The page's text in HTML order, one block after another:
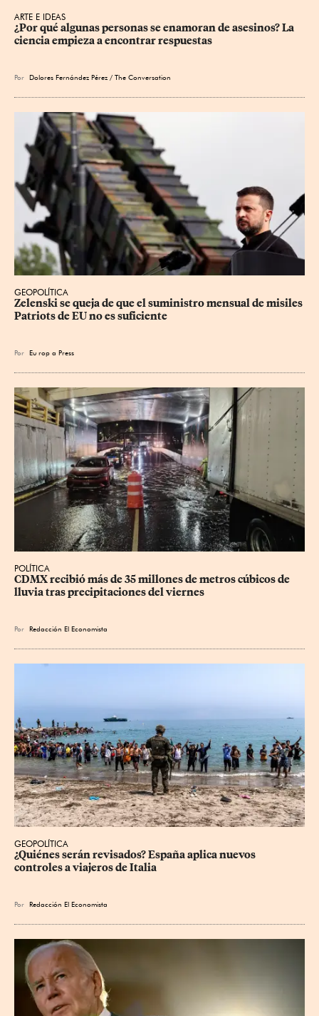
ARTE E IDEAS
¿Por qué algunas personas se enamoran de asesinos? La
ciencia empieza a encontrar respuestas
Por Dolores Fernández Pérez / The Conversation
GEOPOLÍTICA
Zelenski se queja de que el suministro mensual de misiles
Patriots de EU no es suficiente
Por Eu rop a Press
POLÍTICA
CDMX recibió más de 35 millones de metros cúbicos de
lluvia tras precipitaciones del viernes
Por Redacción El Economista
GEOPOLÍTICA
¿Quiénes serán revisados? España aplica nuevos
controles a viajeros de Italia
Por Redacción El Economista